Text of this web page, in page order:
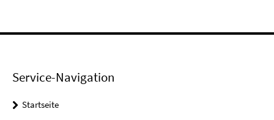
Service-Navigation
Startseite